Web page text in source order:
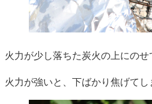
火力が少し落ちた炭火の上にのせ
火力が強いと、下ばかり焦げてし